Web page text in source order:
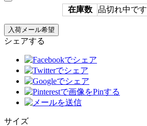
在庫数 品切れ中です
シェアする
サイズ